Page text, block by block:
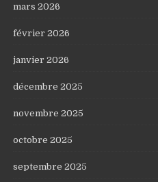
mars 2026
février 2026
janvier 2026
décembre 2025
novembre 2025
octobre 2025
septembre 2025